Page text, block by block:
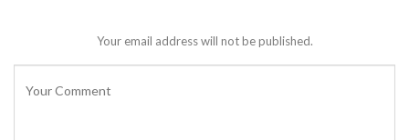
Your email address will not be published.